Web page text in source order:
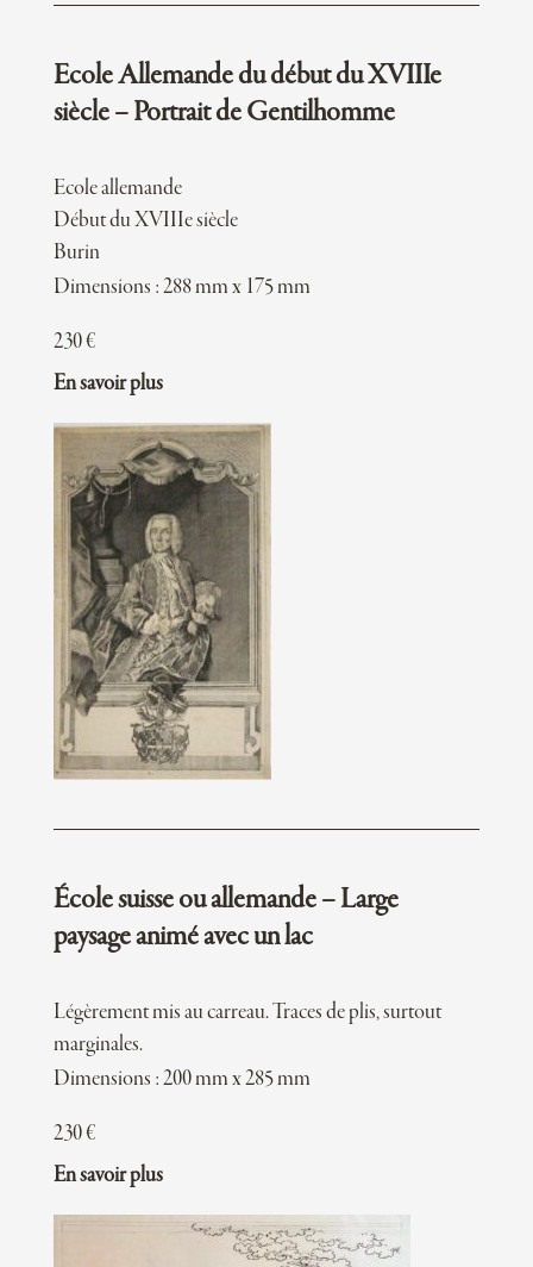
Ecole Allemande du début du XVIIIe
siècle – Portrait de Gentilhomme
Ecole allemande
Début du XVIIIe siècle
Burin
Dimensions : 288 mm x 175 mm
230€
En savoir plus
École suisse ou allemande – Large
paysage animé avec un lac
Légèrement mis au carreau. Traces de plis, surtout
marginales.
Dimensions : 200 mm x 285 mm
230€
En savoir plus